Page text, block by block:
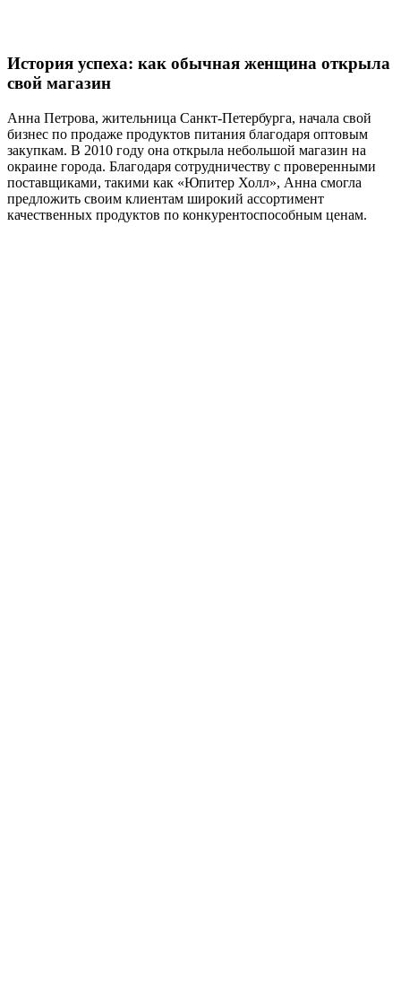
История успеха: как обычная женщина открыла
свой магазин
Анна Петрова, жительница Санкт-Петербурга, начала свой
бизнес по продаже продуктов питания благодаря оптовым
закупкам. В 2010 году она открыла небольшой магазин на
окраине города. Благодаря сотрудничеству с проверенными
поставщиками, такими как «Юпитер Холл», Анна смогла
предложить своим клиентам широкий ассортимент
качественных продуктов по конкурентоспособным ценам.